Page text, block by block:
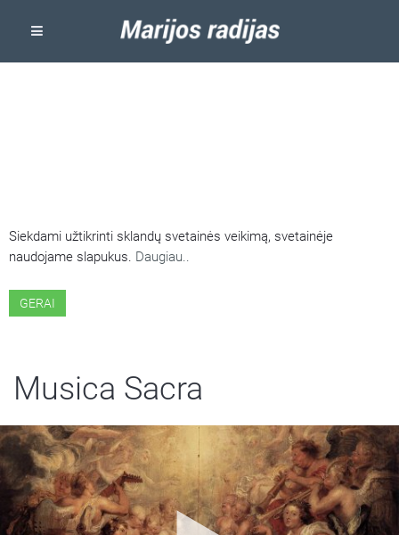
Siekdami užtikrinti sklandų svetainės veikimą, svetainėje
naudojame slapukus. Daugiau..
GERAI
Musica Sacra